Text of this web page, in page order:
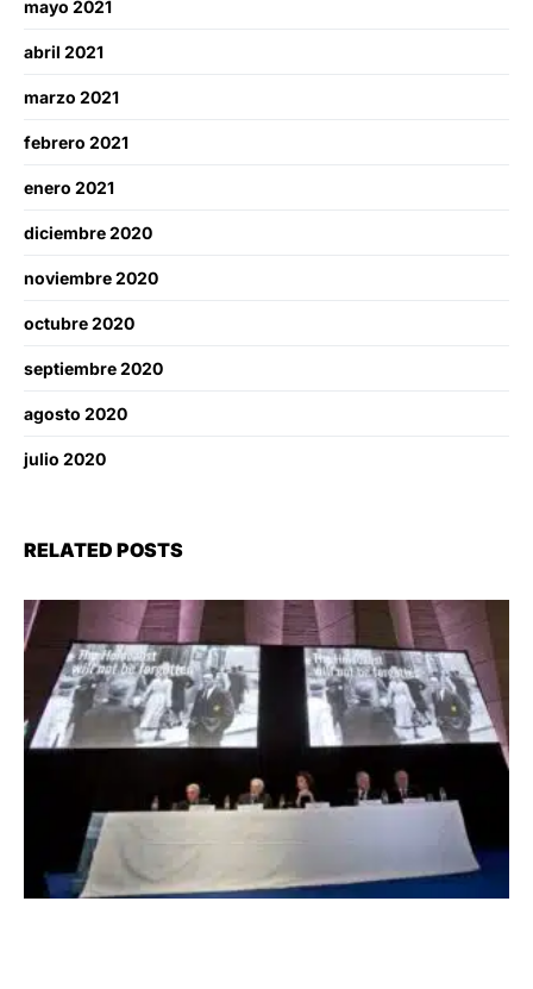
mayo 2021
abril 2021
marzo 2021
febrero 2021
enero 2021
diciembre 2020
noviembre 2020
octubre 2020
septiembre 2020
agosto 2020
julio 2020
RELATED POSTS